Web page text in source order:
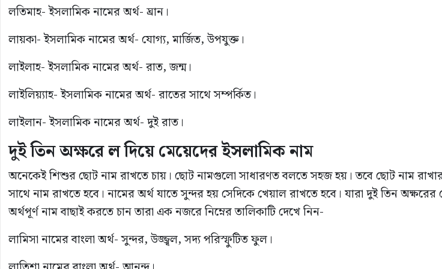
লতিমাহ- ইসলামিক নামের অর্থ- ঘ্রান।
লায়কা- ইসলামিক নামের অর্থ- যোগ্য, মার্জিত, উপযুক্ত।
লাইলাহ- ইসলামিক নামের অর্থ- রাত, জন্ম।
লাইলিয়্যাহ- ইসলামিক নামের অর্থ- রাতের সাথে সম্পর্কিত।
লাইলান- ইসলামিক নামের অর্থ- দুই রাত।
দুইতিনঅক্ষরেলদিয়েমেয়েদেরইসলামিকনাম
অনেকেই শিশুর ছোট নাম রাখতে চায়। ছোট নামগুলো সাধারণত বলতে সহজ হয়। তবে ছোট নাম রাখার
সাথে নাম রাখতে হবে। নামের অর্থ যাতে সুন্দর হয় সেদিকে খেয়াল রাখতে হবে। যারা দুই তিন অক্ষরের
অর্থপূর্ণ নাম বাছাই করতে চান তারা এক নজরে নিম্নের তালিকাটি দেখে নিন-
লামিসা নামের বাংলা অর্থ- সুন্দর, উজ্জ্বল, সদ্য পরিস্ফুটিত ফুল।